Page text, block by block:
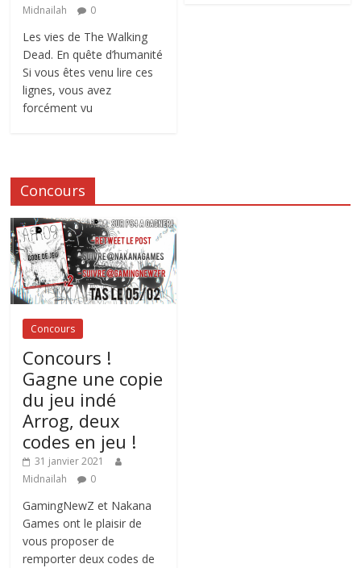
Midnailah
0
Les vies de The Walking
Dead. En quête d’humanité
Si vous êtes venu lire ces
lignes, vous avez
forcément vu
Concours
Concours
Concours !
Gagne une copie
du jeu indé
Arrog, deux
codes en jeu !
31 janvier 2021
Midnailah
0
GamingNewZ et Nakana
Games ont le plaisir de
vous proposer de
remporter deux codes de